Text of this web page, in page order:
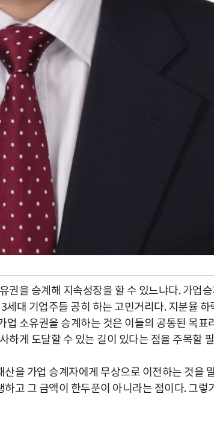
권을 승계해 지속성장을 할 수 있느냐다. 가업
대 기업주들 공히 하는 고민거리다. 지분율 하
소유권을 승계하는 것은 이들의 공통된 목표
하게 도달할 수 있는 길이 있다는 점을 주목할
을 가업 승계자에게 무상으로 이전하는 것을
고 그 금액이 한두푼이 아니라는 점이다. 그렇